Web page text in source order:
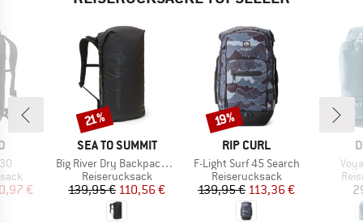
Preis
€
MARKE
SEA TO SUMMIT
Artikel
Big River Dry Backpack 30
Produktgruppe
Reiserucksack
Preis
139,95 €reduzierter Preis
110,56 €
Rabatt
21%
MARKE
RIP CURL
Artikel
F-Light Surf 45 Search
Produktgruppe
Reiserucksack
Preis
139,95 €reduzierter Preis
113,36 €
Rabatt
19%